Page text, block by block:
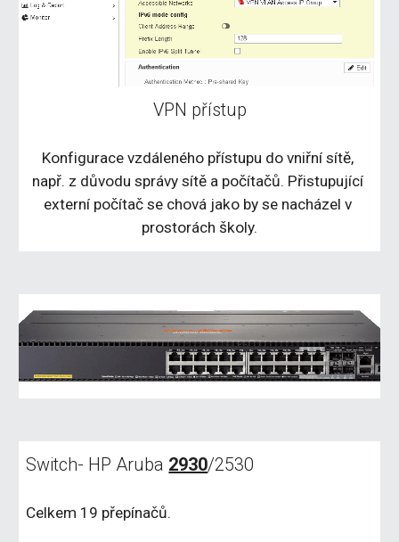
VPN přístup
Konfigurace vzdáleného přístupu do vniřní sítě,
např. z důvodu správy sítě a počítačů. Přistupující
externí počítač se chová jako by se nacházel v
prostorách školy.
Switch- HP Aruba 2930/2530
Celkem 19 přepínačů.